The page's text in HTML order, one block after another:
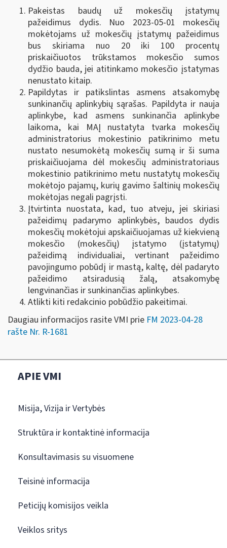
Pakeistas baudų už mokesčių įstatymų
pažeidimus dydis. Nuo 2023-05-01 mokesčių
mokėtojams už mokesčių įstatymų pažeidimus
bus skiriama nuo 20 iki 100 procentų
priskaičiuotos trūkstamos mokesčio sumos
dydžio bauda, jei atitinkamo mokesčio įstatymas
nenustato kitaip.
Papildytas ir patikslintas asmens atsakomybę
sunkinančių aplinkybių sąrašas. Papildyta ir nauja
aplinkybe, kad asmens sunkinančia aplinkybe
laikoma, kai MAĮ nustatyta tvarka mokesčių
administratorius mokestinio patikrinimo metu
nustato nesumokėtą mokesčių sumą ir ši suma
priskaičiuojama dėl mokesčių administratoriaus
mokestinio patikrinimo metu nustatytų mokesčių
mokėtojo pajamų, kurių gavimo šaltinių mokesčių
mokėtojas negali pagrįsti.
Įtvirtinta nuostata, kad, tuo atveju, jei skiriasi
pažeidimų padarymo aplinkybės, baudos dydis
mokesčių mokėtojui apskaičiuojamas už kiekvieną
mokesčio (mokesčių) įstatymo (įstatymų)
pažeidimą individualiai, vertinant pažeidimo
pavojingumo pobūdį ir mastą, kaltę, dėl padaryto
pažeidimo atsiradusią žalą, atsakomybę
lengvinančias ir sunkinančias aplinkybes.
Atlikti kiti redakcinio pobūdžio pakeitimai.
Daugiau informacijos rasite VMI prie FM 2023-04-28
rašte Nr. R-1681
APIE VMI
Misija, Vizija ir Vertybės
Struktūra ir kontaktinė informacija
Konsultavimasis su visuomene
Teisinė informacija
Peticijų komisijos veikla
Veiklos sritys